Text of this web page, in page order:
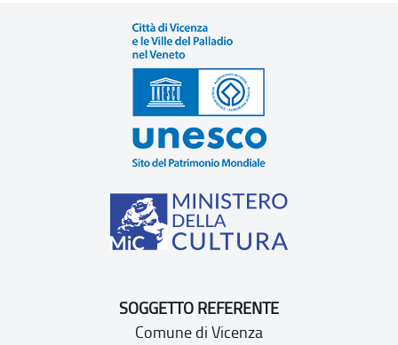
SOGGETTO REFERENTE
Comune di Vicenza